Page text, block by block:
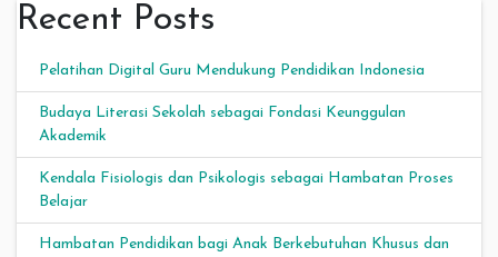
Recent Posts
Pelatihan Digital Guru Mendukung Pendidikan Indonesia
Budaya Literasi Sekolah sebagai Fondasi Keunggulan
Akademik
Kendala Fisiologis dan Psikologis sebagai Hambatan Proses
Belajar
Hambatan Pendidikan bagi Anak Berkebutuhan Khusus dan